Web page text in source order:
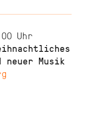
Uhr
neuer Musik